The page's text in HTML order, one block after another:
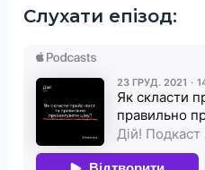
Слухати епізод: